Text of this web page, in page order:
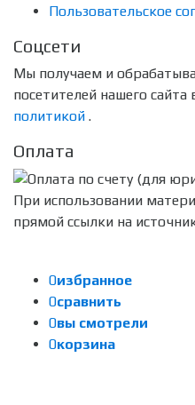
Пользовательское
Соцсети
Мы получаем и
посетителей нашего сайта
политикой .
Оплата
При использовании
прямой ссылки на
0избранное
0сравнить
0вы смотрели
0корзина